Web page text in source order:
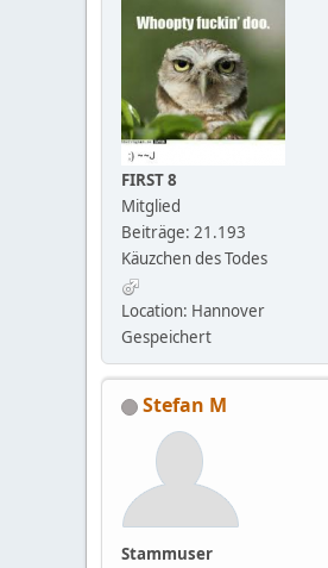
FIRST 8
Mitglied
Beiträge: 21.193
Käuzchen des Todes
Location: Hannover
Gespeichert
Stefan M
Stammuser